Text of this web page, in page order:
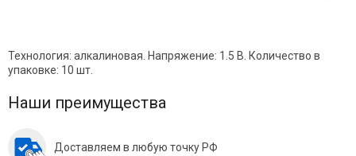
Технология: алкалиновая. Напряжение: 1.5 В. Количество в
упаковке: 10 шт.
Наши преимущества
Доставляем в любую точку РФ